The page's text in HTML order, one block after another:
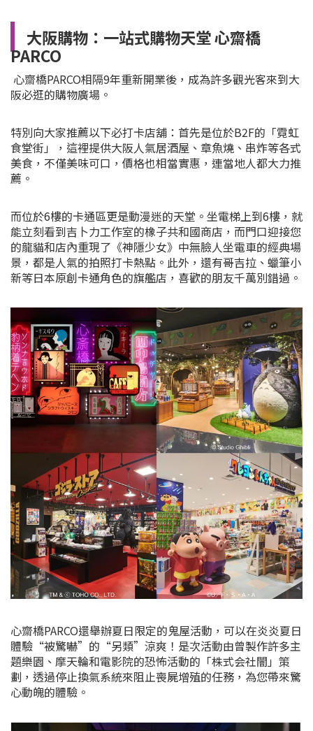
大阪購物：一站式購物天堂 心齋橋
PARCO
心齋橋PARCO相隔9年重新開業後，成為許多觀光客來到大
阪必逛的購物廣場。
特別向大家推薦以下必打卡店舖：首先是位於B2F的「霓虹
食堂街」，這裡提供大阪人氣居酒屋、章魚燒、串炸等各式
美食，不僅美味可口，價格也相當實惠，連當地人都大力推
薦。
而位於6樓的卡通區更是動漫迷的天堂。坐電梯上到6樓，就
能立刻看到吉卜力工作室的橡子共和國商店，而門口迎接您
的龍貓和店內重現了《神隱少女》中無臉人坐電車的經典場
景，都是人氣的拍照打卡熱點。此外，還有哥吉拉、蠟筆小
新等日本原創卡通角色的旗艦店，喜歡的朋友千萬別錯過。
心齋橋PARCO還舉辦夏日限定的鬼屋活動，可以在炎炎夏日
體驗“被驚嚇”的“另類”涼爽！是次活動由曾製作許多主
題樂園、摩天輪和電影院的恐怖活動的「株式会社闇」策
劃，透過停止換氣系統來阻止喪屍增殖的任務，為您帶來驚
心動魄的體驗。